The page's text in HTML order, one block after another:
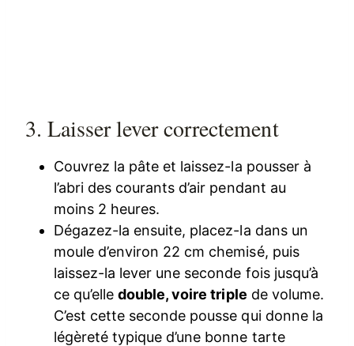
3. Laisser lever correctement
Couvrez la pâte et laissez-la pousser à
l’abri des courants d’air pendant au
moins 2 heures.
Dégazez-la ensuite, placez-la dans un
moule d’environ 22 cm chemisé, puis
laissez-la lever une seconde fois jusqu’à
ce qu’elledouble, voire triple de volume.
C’est cette seconde pousse qui donne la
légèreté typique d’une bonne tarte